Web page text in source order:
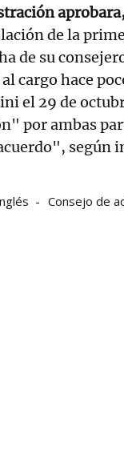
de la
de su
cargo hace
el 29 de
por ambas
según
Consejo de